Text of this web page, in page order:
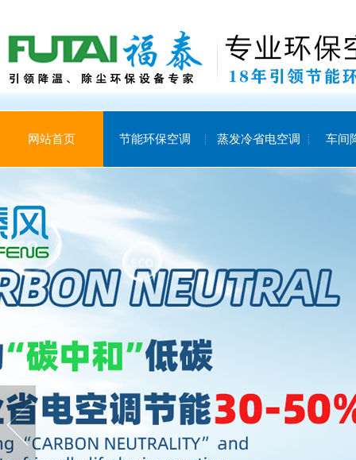
网站首页 节能环保空调 蒸发冷省电空调 车间